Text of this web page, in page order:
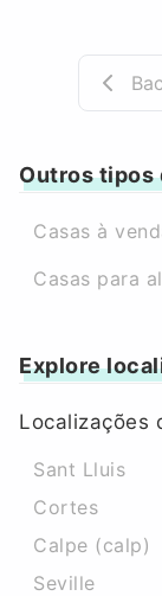
Outros tipos
Casas à
Casas para
Explore
Localizações
Sant Lluis
Cortes
Calpe (calp)
Seville